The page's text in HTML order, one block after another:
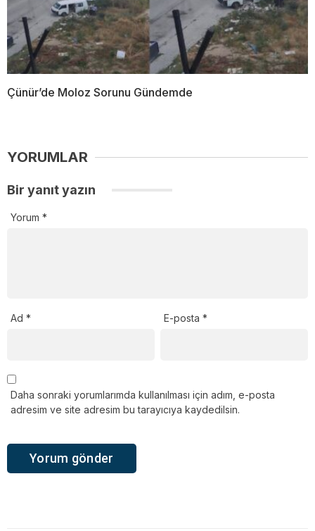
Çünür’de Moloz Sorunu Gündemde
YORUMLAR
Bir yanıt yazın
Yorum *
Ad * E-posta*
Daha sonraki yorumlarımda kullanılması için adım, e-posta
adresim ve site adresim bu tarayıcıya kaydedilsin.